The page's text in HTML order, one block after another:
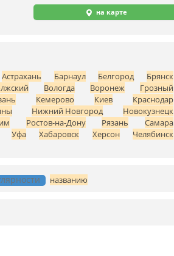
на карте
Астрахань Барнаул Белгород
Брянск
Вологда Воронеж
Грозный
Кемерово Киев Краснодар
Нижний Новгород
Новокузнецк
Ростов-на-Дону Рязань
Самара
Уфа Хабаровск Херсон
Челябинск
названию